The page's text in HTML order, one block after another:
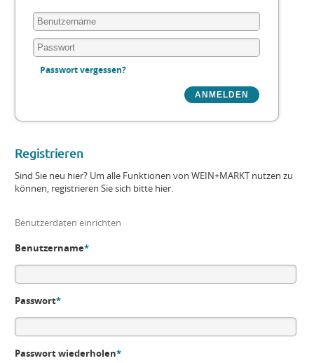
Passwort vergessen?
Registrieren
Sind Sie neu hier? Um alle Funktionen von WEIN+MARKT nutzen zu
können, registrieren Sie sich bitte hier.
Benutzerdaten einrichten
Benutzername*
Passwort*
Passwort wiederholen*